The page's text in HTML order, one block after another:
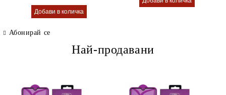
Абонирай се
Най-продавани